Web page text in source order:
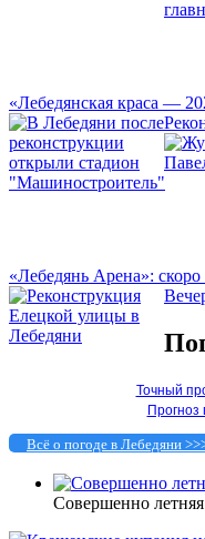
«Лебедянская краса —
«Лебедянь Арена»:
Точный
Прогноз
Всё о погоде в Лебедяни
Совершенно